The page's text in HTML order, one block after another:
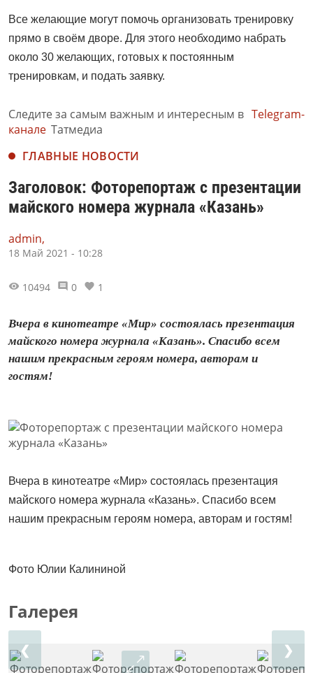
Все желающие могут помочь организовать тренировку
прямо в своём дворе. Для этого необходимо набрать
около 30 желающих, готовых к постоянным
тренировкам, и подать заявку.
Следите за самым важным и интересным в Telegram-
канале Татмедиа
ГЛАВНЫЕ НОВОСТИ
Заголовок: Фоторепортаж с презентации
майского номера журнала «Казань»
admin,
18 Май 2021 - 10:28
10494 0 1
Вчера в кинотеатре «Мир» состоялась презентация
майского номера журнала «Казань». Спасибо всем
нашим прекрасным героям номера, авторам и
гостям!
Вчера в кинотеатре «Мир» состоялась презентация
майского номера журнала «Казань». Спасибо всем
нашим прекрасным героям номера, авторам и гостям!
Фото Юлии Калининой
Галерея
❮ ❯